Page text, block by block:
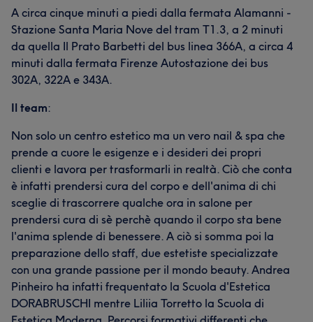
A circa cinque minuti a piedi dalla fermata Alamanni -
Stazione Santa Maria Nove del tram T1.3, a 2 minuti
da quella Il Prato Barbetti del bus linea 366A, a circa 4
minuti dalla fermata Firenze Autostazione dei bus
302A, 322A e 343A.
Il team:
Non solo un centro estetico ma un vero nail & spa che
prende a cuore le esigenze e i desideri dei propri
clienti e lavora per trasformarli in realtà. Ciò che conta
è infatti prendersi cura del corpo e dell'anima di chi
sceglie di trascorrere qualche ora in salone per
prendersi cura di sè perchè quando il corpo sta bene
l'anima splende di benessere. A ciò si somma poi la
preparazione dello staff, due estetiste specializzate
con una grande passione per il mondo beauty. Andrea
Pinheiro ha infatti frequentato la Scuola d'Estetica
DORABRUSCHI mentre Liliia Torretto la Scuola di